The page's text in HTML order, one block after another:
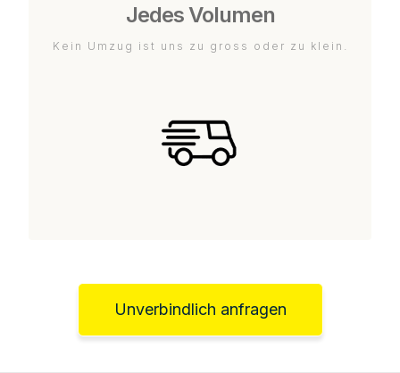
Jedes Volumen
Kein Umzug ist uns zu gross oder zu klein.
Unverbindlich anfragen